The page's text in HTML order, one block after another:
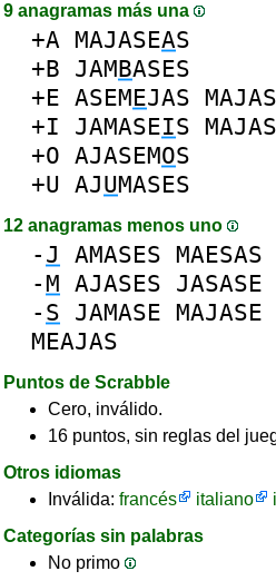
9 anagramas más una
+A MAJASEAS
+B JAMBASES
+E ASEMEJAS
+I JAMASEIS
+O AJASEMOS
+U AJUMASES
12 anagramas menos uno
- J AMASES MAESAS
-M AJASES JASASE
- S JAMASE MAJASE
MEAJAS
Puntos de Scrabble
Cero, inválido.
16 puntos, sin reglas del
Otros idiomas
Inválida: francés italiano
Categorías sin palabras
No primo